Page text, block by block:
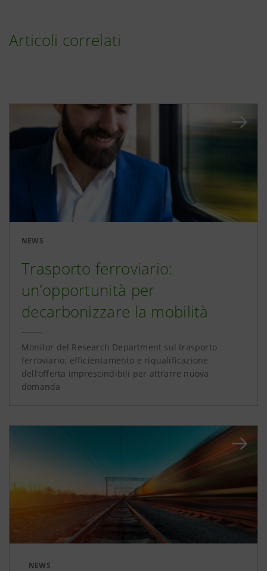
Articoli correlati
NEWS
Trasporto ferroviario:
un’opportunità per
decarbonizzare la mobilità
Monitor del Research Department sul trasporto
ferroviario: efficientamento e riqualificazione
dell’offerta imprescindibili per attrarre nuova
domanda
NEWS